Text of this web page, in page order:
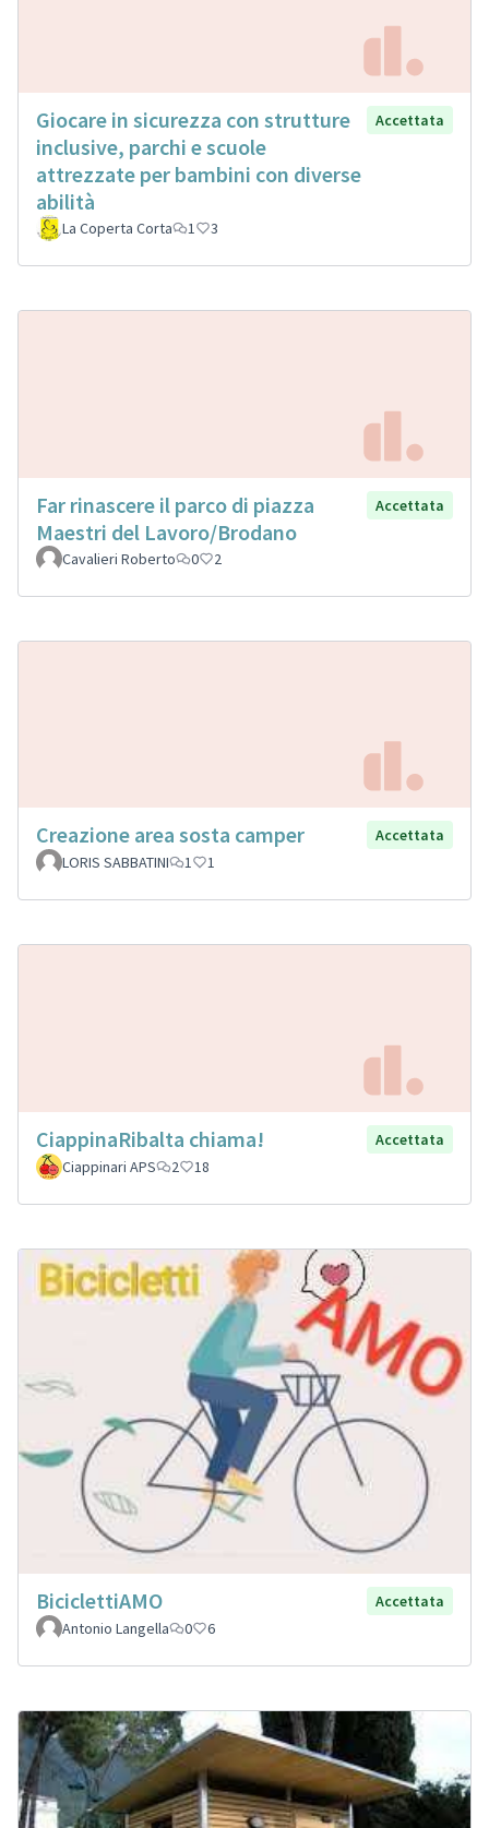
Giocare in sicurezza con strutture
inclusive, parchi e scuole
attrezzate per bambini con diverse
abilità
Accettata
La Coperta Corta 1 3
Far rinascere il parco di piazza
Maestri del Lavoro/Brodano
Accettata
Cavalieri Roberto 0 2
Creazione area sosta camper
Accettata
LORIS SABBATINI
1 1
CiappinaRibalta chiama!
Accettata
Ciappinari APS
2 18
BiciclettiAMO
Accettata
Antonio Langella
0 6